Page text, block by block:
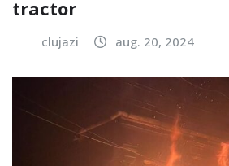
tractor
clujazi aug. 20, 2024